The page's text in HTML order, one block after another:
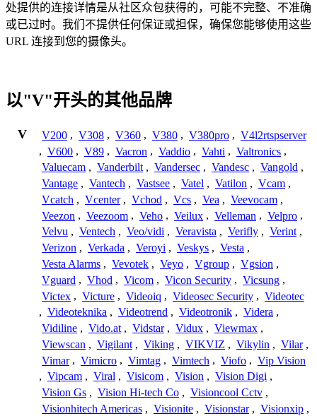
处提供的连接详情是从社区众包获得的，可能不完整、不准确
或已过时。我们不提供任何保证或担保，确保您能够使用这些
URL 连接到您的摄像头。
以"V"开头的其他品牌
V V200 , V308 , V360 , V380 , V380pro , V4l2rtspserver
, V600 , V89 , Vacron , Vaddio , Vahti , Valtronics ,
Valuecam , Vanderbilt , Vandersec , Vandesc , Vangold ,
Vantage , Vantech , Vastsee , Vatel , Vatilon , Vcam ,
Vcatch , Vcenter , Vchod , Vcs , Vea , Veevocam ,
Veezon , Veezoom , Veho , Veilux , Velleman , Velpro ,
Velvu , Ventech , Veo/vidi , Veravista , Verifly , Verint ,
Verizon , Verkada , Veroyi , Veskys , Vesta ,
Vesta Alarms , Vevotek , Veyo , Vgroup , Vgsion ,
Vguard , Vhod , Vicom , Vicon Security , Vicsung ,
Victex , Victure , Videoiq , Videosec Security , Videotec
, Videoteknika , Videotrend , Videotronik , Videra ,
Vidiline , Vido.at , Vidstar , Vidux , Viewmax ,
Viewscan , Vigilant , Viking , VIKVIZ , Vikylin , Vilar ,
Vimar , Vimicro , Vimtag , Vimtech , Viofo , Vip Vision
, Vipcam , Viral , Visicom , Vision , Vision Digi ,
Vision Gs , Vision Hi-tech Co , Visioncool Cctv ,
Visionhitech Americas , Visionite , Visionstar , Visionxip ,